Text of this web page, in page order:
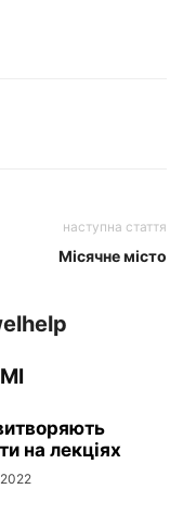
наступна стаття
Місячне місто
на лекціях